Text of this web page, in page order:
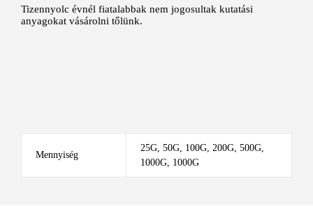
Tizennyolc évnél fiatalabbak nem jogosultak kutatási
anyagokat vásárolni tőlünk.
Mennyiség
25G, 50G, 100G, 200G, 500G,
1000G, 1000G